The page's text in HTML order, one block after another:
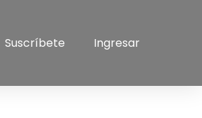
Suscríbete Ingresar